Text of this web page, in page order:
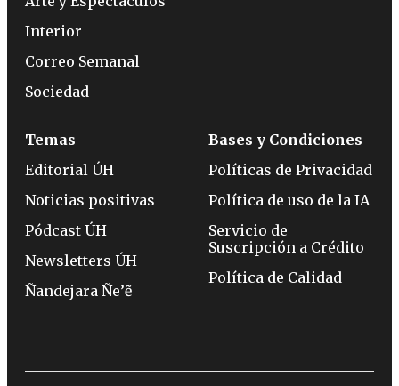
Interior
Correo Semanal
Sociedad
Temas
Editorial ÚH
Noticias positivas
Pódcast ÚH
Newsletters ÚH
Ñandejara Ñe’ẽ
Bases y Condiciones
Políticas de Privacidad
Política de uso de la IA
Servicio de
Suscripción a Crédito
Política de Calidad